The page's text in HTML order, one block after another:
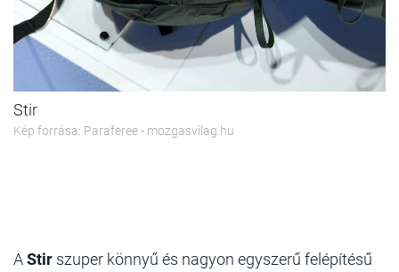
Stir
Kép forrása: Paraferee - mozgasvilag.hu
AStir szuper könnyű és nagyon egyszerű felépítésű